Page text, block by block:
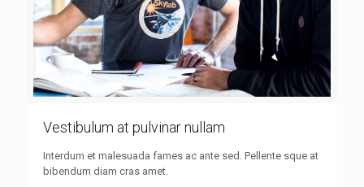
Vestibulum at pulvinar nullam
Interdum et malesuada fames ac ante sed. Pellente sque at
bibendum diam cras amet.